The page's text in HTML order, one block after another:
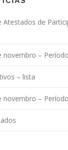
de
novembro –
– lista
novembro –